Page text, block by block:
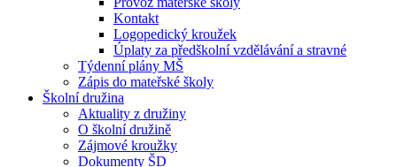
Kontakt
Logopedický kroužek
Úplaty za předškolní vzdělávání a stravné
Týdenní plány MŠ
Zápis do mateřské školy
Školní družina
Aktuality z družiny
O školní družině
Zájmové kroužky
Dokumenty ŠD